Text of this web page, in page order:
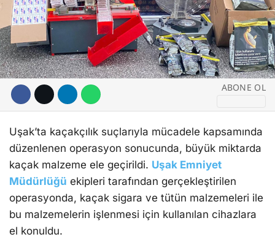
Instagram
ABONE OL
Uşak’ta kaçakçılık suçlarıyla mücadele kapsamında
düzenlenen operasyon sonucunda, büyük miktarda
kaçak malzeme ele geçirildi. Uşak Emniyet
Müdürlüğü ekipleri tarafından gerçekleştirilen
operasyonda, kaçak sigara ve tütün malzemeleri ile
bu malzemelerin işlenmesi için kullanılan cihazlara
el konuldu.